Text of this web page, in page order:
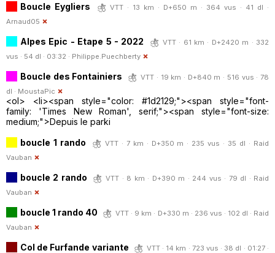
Boucle Eygliers
VTT · 13 km · D+650 m · 364 vus · 41 dl ·
Arnaud05
Alpes Epic - Etape 5 - 2022
VTT · 61 km · D+2420 m · 332
vus · 54 dl · 03:32 · Philippe.Puechberty
Boucle des Fontainiers
VTT · 19 km · D+840 m · 516 vus · 78
dl · MoustaPic
<ol> <li><span style="color: #1d2129;"><span style="font-
family: 'Times New Roman', serif;"><span style="font-size:
medium;">Depuis le parki
boucle 1 rando
VTT · 7 km · D+350 m · 235 vus · 35 dl · Raid
Vauban
boucle 2 rando VTT · 8 km · D+390 m · 244 vus · 79 dl · Raid
Vauban
boucle 1 rando 40 VTT · 9 km · D+330 m · 236 vus · 102 dl · Raid
Vauban
Col de Furfande variante
VTT · 14 km · 723 vus · 38 dl · 01:27 ·